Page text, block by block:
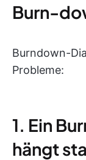
Burn-
Burndown-
Probleme:
1. Ein
hängt